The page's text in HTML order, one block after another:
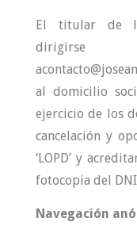
El titular de
al domicilio
ejercicio de los
cancelación y
‘LOPD’ y
fotocopia del
Navegación